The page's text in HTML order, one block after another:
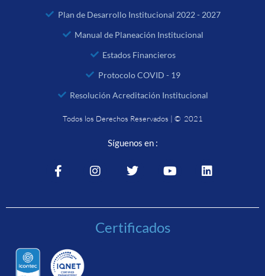
Plan de Desarrollo Institucional 2022 - 2027
Manual de Planeación Institucional
Estados Financieros
Protocolo COVID - 19
Resolución Acreditación Institucional
Todos los Derechos Reservados | © 2021
Síguenos en :
Certificados